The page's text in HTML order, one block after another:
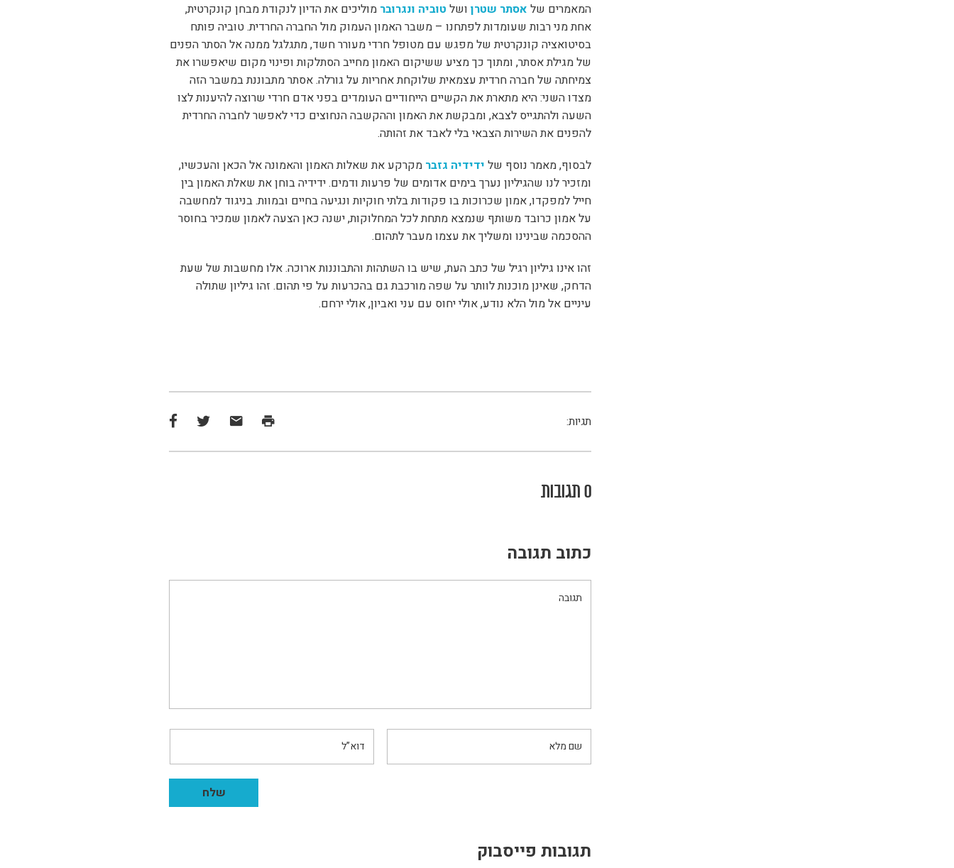
המאמרים של אסתר שטרןושל טוביה ונגרובר מוליכים את הדיון לנקודת מבחן קונקרטית,
אחת מני רבות שעומדות לפתחנו – משבר האמון העמוק מול החברה החרדית. טוביה פותח
בסיטואציה קונקרטית של מפגש עם מטופל חרדי מעורר חשד, מתגלגל ממנה אל הסתר הפנים
של מגילת אסתר, ומתוך כך מציע ששיקום האמון מחייב הסתלקות ופינוי מקום שיאפשרו את
צמיחתה של חברה חרדית עצמאית שלוקחת אחריות על גורלה. אסתר מתבוננת במשבר הזה
מצדו השני: היא מתארת את הקשיים הייחודיים העומדים בפני אדם חרדי שרוצה להיענות לצו
השעה ולהתגייס לצבא, ומבקשת את האמון וההקשבה הנחוצים כדי לאפשר לחברה החרדית
להפנים את השירות הצבאי בלי לאבד את זהותה.
לבסוף, מאמר נוסף של ידידיה גזבר מקרקע את שאלות האמון והאמונה אל הכאן והעכשיו,
ומזכיר לנו שהגיליון נערך בימים אדומים של פרעות ודמים. ידידיה בוחן את שאלת האמון בין
חייל למפקדו, אמון שכרוכות בו פקודות בלתי חוקיות ונגיעה בחיים ובמוות. בניגוד למחשבה
על אמון כרובד משותף שנמצא מתחת לכל המחלוקות, ישנה כאן הצעה לאמון שמכיר בחוסר
ההסכמה שבינינו ומשליך את עצמו מעבר לתהום.
זהו אינו גיליון רגיל של כתב העת, שיש בו השתהות והתבוננות ארוכה. אלו מחשבות של שעת
הדחק, שאינן מוכנות לוותר על שפה מורכבת גם בהכרעות על פי תהום. זהו גיליון שתולה
עיניים אל מול הלא נודע, אולי יחוס עם עני ואביון, אולי ירחם.
תגיות:
0 תגובות
כתוב תגובה
תגובות פייסבוק